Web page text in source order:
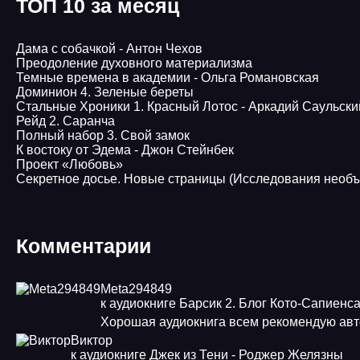
ТОП 10 за месяц
Дама с собачкой - Антон Чехов
Преодоление духовного материализма
Темные времена в академии - Ольга Романовская
Доминион 4. Зеленые береты
Стальные Хроники 1. Красный Лотос - Аркадий
Рейд 2. Саранча
Полный набор 3. Свой замок
К востоку от Эдема - Джон Стейнбек
Проект «Любовь»
Секретное досье. Новые страницы (Исследования
Комментарии
Meta294849
к аудиокниге Барсик 2. Блог Кото-
Хорошая аудиокнига всем рекомендую
Виктор
к аудиокниге Джек из Тени - Роджер Желязны